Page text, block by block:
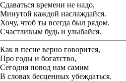
Сдаваться времени не надо,
Минутой каждой наслаждайся.
Хочу, чтоб ты всегда был рядом.
Счастливым будь и улыбайся.
Как в песне верно говорится,
Про годы и богатство,
Сегодня повод нам самим
В словах бесценных убеждаться.